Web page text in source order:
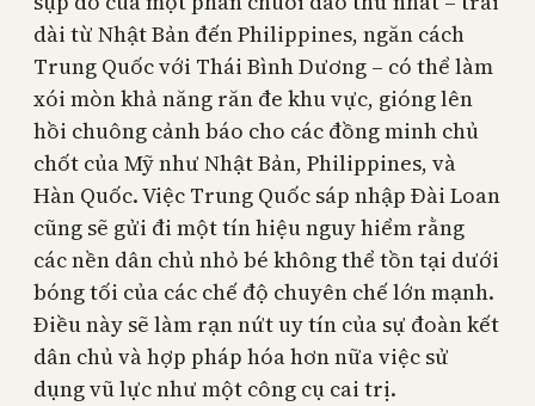
dài từ Nhật Bản đến Philippines, ngăn cách
Trung Quốc với Thái Bình Dương – có thể làm
xói mòn khả năng răn đe khu vực, gióng lên
hồi chuông cảnh báo cho các đồng minh chủ
chốt của Mỹ như Nhật Bản, Philippines, và
Hàn Quốc. Việc Trung Quốc sáp nhập Đài Loan
cũng sẽ gửi đi một tín hiệu nguy hiểm rằng
các nền dân chủ nhỏ bé không thể tồn tại dưới
bóng tối của các chế độ chuyên chế lớn mạnh.
Điều này sẽ làm rạn nứt uy tín của sự đoàn kết
dân chủ và hợp pháp hóa hơn nữa việc sử
dụng vũ lực như một công cụ cai trị.